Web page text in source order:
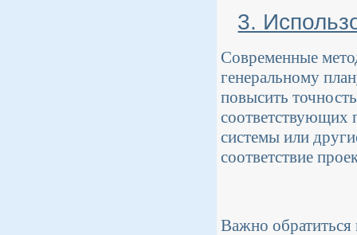
3.
Современные
генеральному
повысить
соответствующих
системы или
соответствие
Важно обратиться